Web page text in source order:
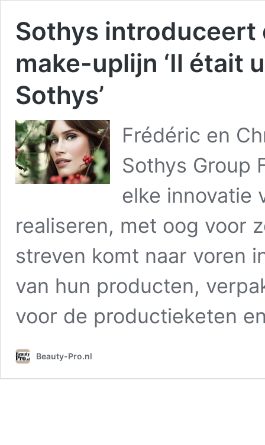
Sothys
make-uplijn ‘Il était
Sothys’
Frédéric en
Sothys Group
elke innovatie
realiseren, met oog voor
streven komt naar voren
van hun producten,
voor de productieketen
Beauty-Pro.nl